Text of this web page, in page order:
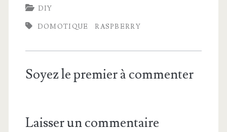
DIY
DOMOTIQUE RASPBERRY
Soyez le premier à commenter
Laisser un commentaire